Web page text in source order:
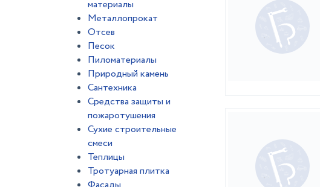
материалы
Металлопрокат
Отсев
Песок
Пиломатериалы
Природный камень
Сантехника
Средства защиты и
пожаротушения
Сухие строительные
смеси
Теплицы
Тротуарная плитка